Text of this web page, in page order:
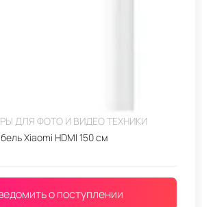
ДЛЯ ФОТО И ВИДЕО ТЕХНИКИ
Xiaomi HDMI 150 см
о поступлении